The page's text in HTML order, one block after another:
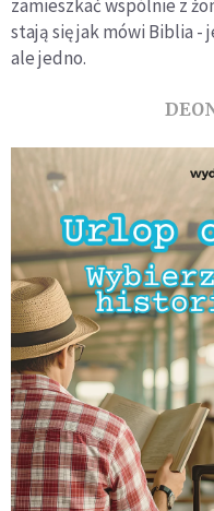
zamieszkać wspólnie z
stają się jak mówi Biblia -
ale jedno.